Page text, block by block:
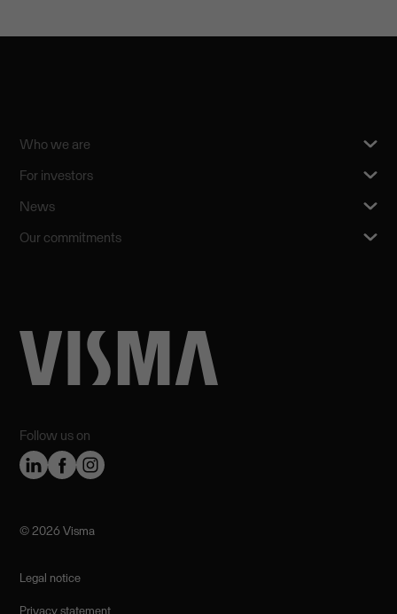
Follow us on
Who we are
For investors
News
Our commitments
©️ 2026 Visma
Legal notice
Privacy statement